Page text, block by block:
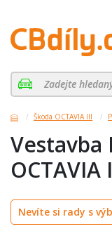
Škoda OCTAVIA III
Vestavba
OCTAVIA
Nevíte si rady s